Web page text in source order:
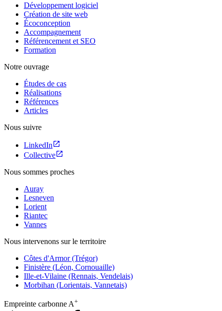
Développement logiciel
Création de site web
Écoconception
Accompagnement
Référencement et SEO
Formation
Notre ouvrage
Études de cas
Réalisations
Références
Articles
Nous suivre
LinkedIn
Collective
Nous sommes proches
Auray
Lesneven
Lorient
Riantec
Vannes
Nous intervenons sur le territoire
Côtes d'Armor (Trégor)
Finistère (Léon, Cornouaille)
Ille-et-Vilaine (Rennais, Vendelais)
Morbihan (Lorientais, Vannetais)
Empreinte carbonne A+